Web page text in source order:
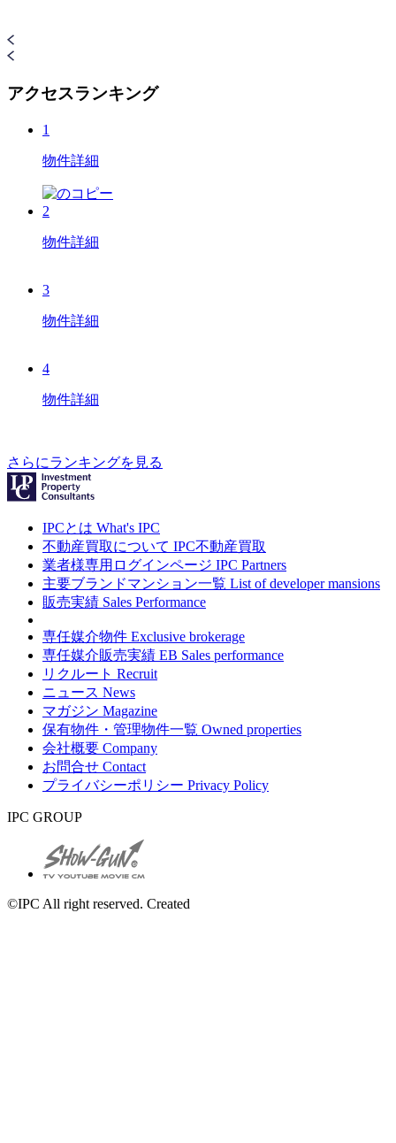
アクセスランキング
1
物件詳細
2
物件詳細
3
物件詳細
4
物件詳細
さらにランキングを見る
IPCとは What's IPC
不動産買取について IPC不動産買取
業者様専用ログインページ IPC Partners
主要ブランドマンション一覧 List of developer mansions
販売実績 Sales Performance
専任媒介物件 Exclusive brokerage
専任媒介販売実績 EB Sales performance
リクルート Recruit
ニュース News
マガジン Magazine
保有物件・管理物件一覧 Owned properties
会社概要 Company
お問合せ Contact
プライバシーポリシー Privacy Policy
IPC GROUP
©IPC All right reserved. Created